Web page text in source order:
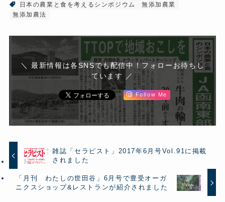
日本の農業と食を考えるシンポジウム
無添加農業
無添加農法
＼ 最新情報は各SNSでも配信中！フォローお待ちし
ています ／
Follow Me
雑誌「セラピスト」2017年6月号Vol.91に掲載
されました
「月刊 わたしの世田谷」6月号で豊受オーガ
ニクスショップ&レストランが紹介されました